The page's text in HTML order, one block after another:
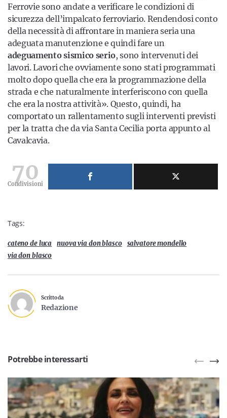
Ferrovie sono andate a verificare le condizioni di
sicurezza dell’impalcato ferroviario. Rendendosi conto
della necessità di affrontare in maniera seria una
adeguata manutenzione e quindi fare un
adeguamento sismico serio, sono intervenuti dei
lavori. Lavori che ovviamente sono stati programmati
molto dopo quella che era la programmazione della
strada e che naturalmente interferiscono con quella
che era la nostra attività». Questo, quindi, ha
comportato un rallentamento sugli interventi previsti
per la tratta che da via Santa Cecilia porta appunto al
Cavalcavia.
70
Condivisioni
Tags:
cateno de luca nuova via don blasco
salvatore mondello
via don blasco
Scritto da
Redazione
Potrebbe interessarti